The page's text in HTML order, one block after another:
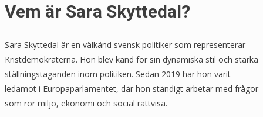
Vem är Sara Skyttedal?
Sara Skyttedal är en välkänd svensk politiker som representerar
Kristdemokraterna. Hon blev känd för sin dynamiska stil och starka
ställningstaganden inom politiken. Sedan 2019 har hon varit
ledamot i Europaparlamentet, där hon ständigt arbetar med frågor
som rör miljö, ekonomi och social rättvisa.